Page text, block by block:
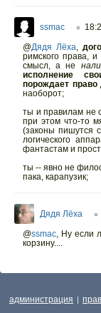
ssmac ○
@Дядя Лёха
римского права,
смысл, а не
исполнение
порождает
наоборот;
ты и правилам не
при этом что-то
(законы
логического
фантастам и
ты -- явно не
пака, карапузик;
Дядя Лёха ○
@ssmac Ну если
корзину....
администрация |